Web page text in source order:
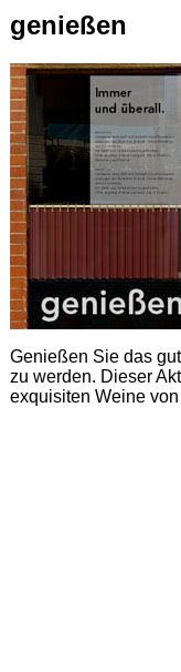
genießen
Genießen Sie das
zu werden. Dieser
exquisiten Weine